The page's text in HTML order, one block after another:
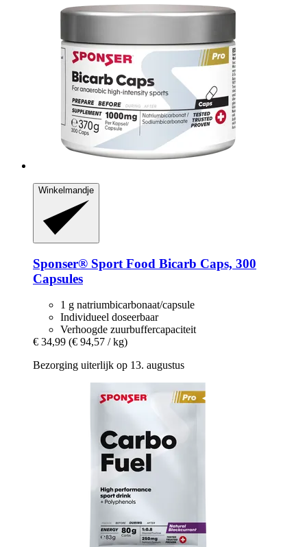
Winkelmandje
Sponser® Sport Food Bicarb Caps, 300
Capsules
1 g natriumbicarbonaat/capsule
Individueel doseerbaar
Verhoogde zuurbuffercapaciteit
€ 34,99 (€ 94,57 / kg)
Bezorging uiterlijk op 13. augustus